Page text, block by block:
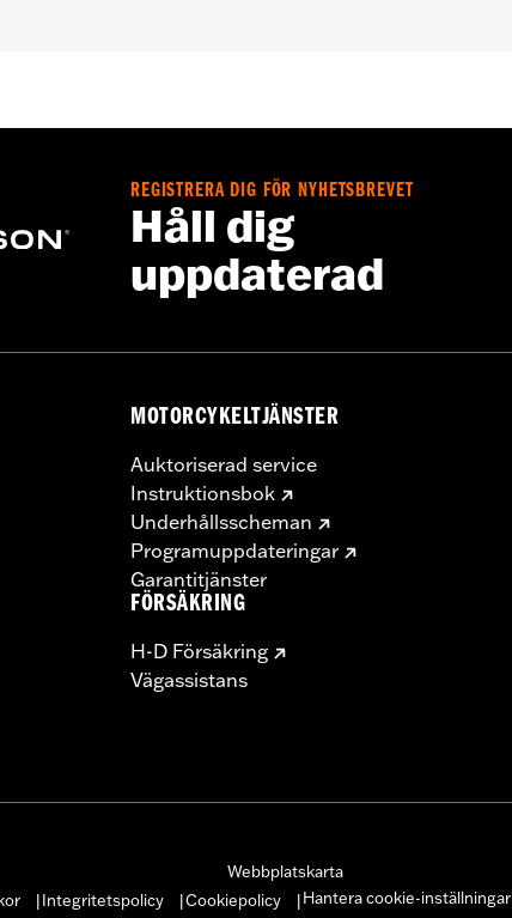
www.h-d.com/warrantyfor full details
REGISTRERA DIG FÖR NYHETSBREVET
Håll dig
uppdaterad
MOTORCYKELTJÄNSTER
Auktoriserad service
Instruktionsbok
Underhållsscheman
Programuppdateringar
Garantitjänster
FÖRSÄKRING
H-D Försäkring
Vägassistans
Webbplatskarta
Integritetspolicy Cookiepolicy Hantera cookie-inställningar